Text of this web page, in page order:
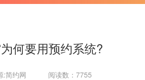
何要用预约系统?
:简约网 阅读数：7755